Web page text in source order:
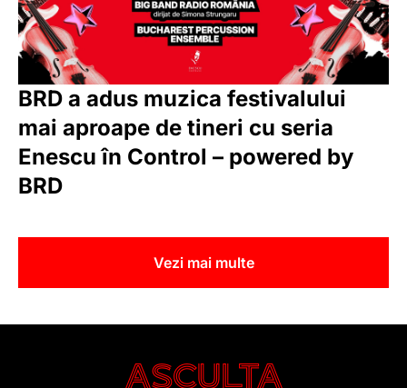
BRD a adus muzica festivalului
mai aproape de tineri cu seria
Enescu în Control – powered by
BRD
Vezi mai multe
ASCULTA